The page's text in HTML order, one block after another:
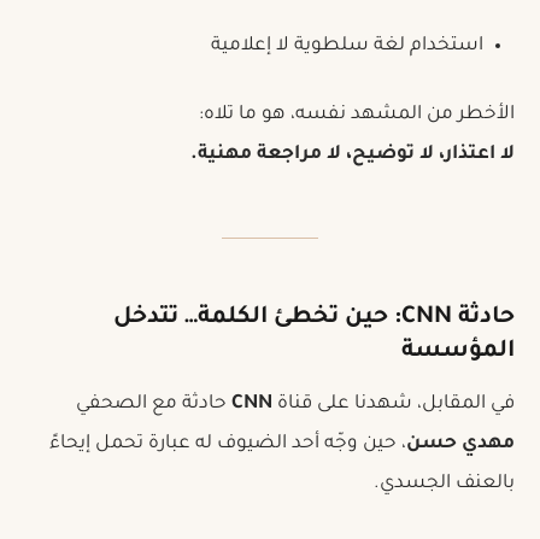
استخدام لغة سلطوية لا إعلامية
الأخطر من المشهد نفسه، هو ما تلاه:
لا اعتذار، لا توضيح، لا مراجعة مهنية.
حادثة CNN: حين تخطئ الكلمة… تتدخل
المؤسسة
في المقابل، شهدنا على قناة CNN حادثة مع الصحفي
مهدي حسن، حين وجّه أحد الضيوف له عبارة تحمل إيحاءً
بالعنف الجسدي.